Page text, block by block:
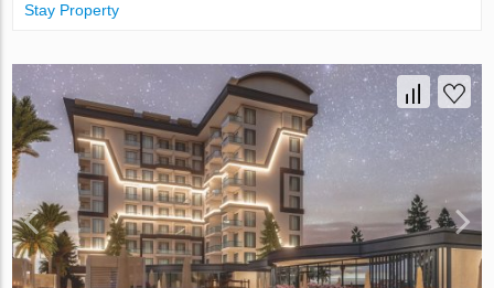
Stay Property